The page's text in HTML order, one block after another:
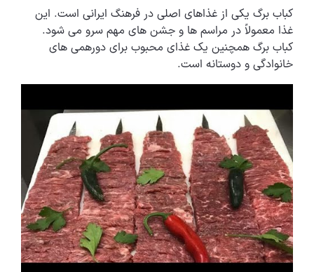
کباب برگ یکی از غذاهای اصلی در فرهنگ ایرانی است. این
غذا معمولاً در مراسم ها و جشن های مهم سرو می شود.
کباب برگ همچنین یک غذای محبوب برای دورهمی های
خانوادگی و دوستانه است.